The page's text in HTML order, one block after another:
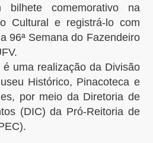
bilhete comemorativo na
Cultural e registrá-lo com
96ª Semana do Fazendeiro
uma realização da Divisão
Histórico, Pinacoteca e
por meio da Diretoria de
(DIC) da Pró-Reitoria de